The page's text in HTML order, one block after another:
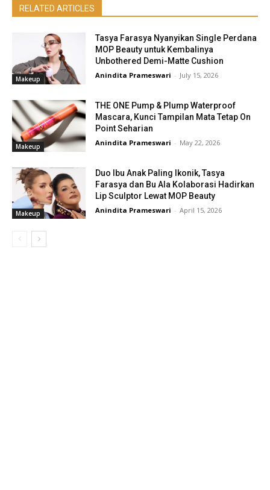
RELATED ARTICLES
Makeup
Tasya Farasya Nyanyikan Single Perdana
MOP Beauty untuk Kembalinya
Unbothered Demi-Matte Cushion
Anindita Prameswari - July 15, 2026
Makeup
THE ONE Pump & Plump Waterproof
Mascara, Kunci Tampilan Mata Tetap On
Point Seharian
Anindita Prameswari - May 22, 2026
Makeup
Duo Ibu Anak Paling Ikonik, Tasya
Farasya dan Bu Ala Kolaborasi Hadirkan
Lip Sculptor Lewat MOP Beauty
Anindita Prameswari - April 15, 2026